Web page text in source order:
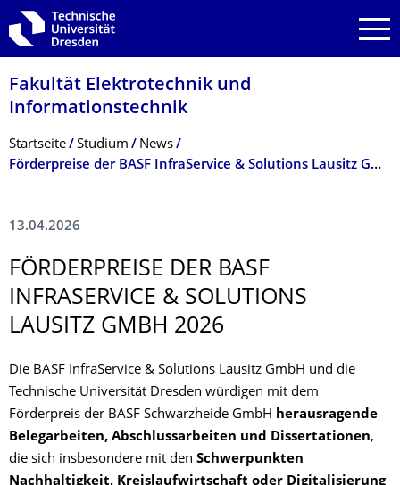
Zur Hauptnavigation springen
Zur Suche springen
Zum Inhalt springen
Fakultät Elektrotechnik und
Informationstech­nik
Breadcrumb-Menü
Startseite Studium
News
Förderpreise der BASF InfraService & Solutions Lausitz GmbH 2026
13.04.2026
FÖRDERPREISE DER BASF
INFRASERVICE & SOLUTIONS
LAUSITZ GMBH 2026
Die BASF InfraService & Solutions Lausitz GmbH und die
Technische Universität Dresden würdigen mit dem
Förderpreis der BASF Schwarzheide GmbH herausragende
Belegarbeiten, Abschlussarbeiten und Dissertationen,
die sich insbesondere mit den Schwerpunkten
Nachhaltigkeit, Kreislaufwirtschaft oder Digitalisierung